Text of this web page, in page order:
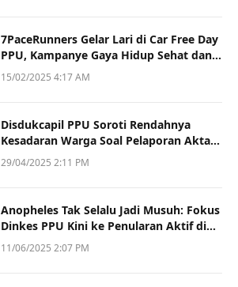
7PaceRunners Gelar Lari di Car Free Day
PPU, Kampanye Gaya Hidup Sehat dan
Dukung UMKM
15/02/2025 4:17 AM
Disdukcapil PPU Soroti Rendahnya
Kesadaran Warga Soal Pelaporan Akta
Kematian
29/04/2025 2:11 PM
Anopheles Tak Selalu Jadi Musuh: Fokus
Dinkes PPU Kini ke Penularan Aktif di
Sotek
11/06/2025 2:07 PM